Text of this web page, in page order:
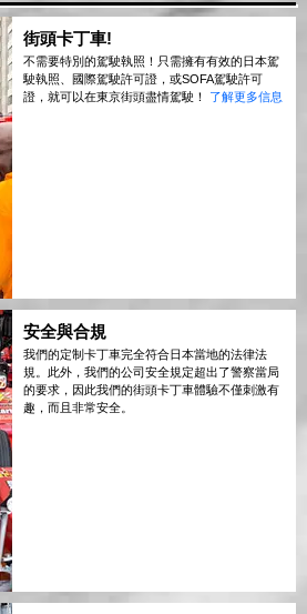
街頭卡丁車!
不需要特別的駕駛執照！只需擁有有效的日本駕
駛執照、國際駕駛許可證，或SOFA駕駛許可
證，就可以在東京街頭盡情駕駛！ 了解更多信息
安全與合規
我們的定制卡丁車完全符合日本當地的法律法
規。此外，我們的公司安全規定超出了警察當局
的要求，因此我們的街頭卡丁車體驗不僅刺激有
趣，而且非常安全。